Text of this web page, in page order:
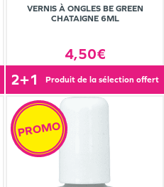
VERNIS À ONGLES BE GREEN
CHATAIGNE 6ML
4,50€
2+1 produit de la sélection offert
PROMO